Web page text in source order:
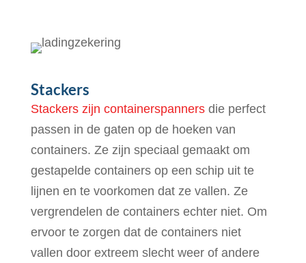
Stackers
Stackers zijn containerspannersdie perfect
passen in de gaten op de hoeken van
containers. Ze zijn speciaal gemaakt om
gestapelde containers op een schip uit te
lijnen en te voorkomen dat ze vallen. Ze
vergrendelen de containers echter niet. Om
ervoor te zorgen dat de containers niet
vallen door extreem slecht weer of andere